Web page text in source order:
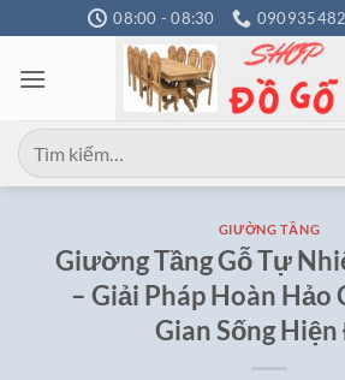
qua
nội
08:00 - 08:30
Tìm
kiếm:
GIƯỜNG TẦNG
Giường Tầng Gỗ Tự
– Giải Pháp Hoàn Hảo
Gian Sống